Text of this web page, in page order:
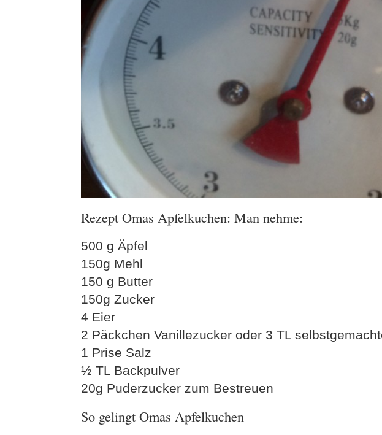
Rezept Omas Apfelkuchen: Man nehme:
500 g Äpfel
150g Mehl
150 g Butter
150g Zucker
4 Eier
2 Päckchen Vanillezucker oder 3 TL
1 Prise Salz
½ TL Backpulver
20g Puderzucker zum Bestreuen
So gelingt Omas Apfelkuchen